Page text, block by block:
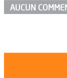
AUCUN